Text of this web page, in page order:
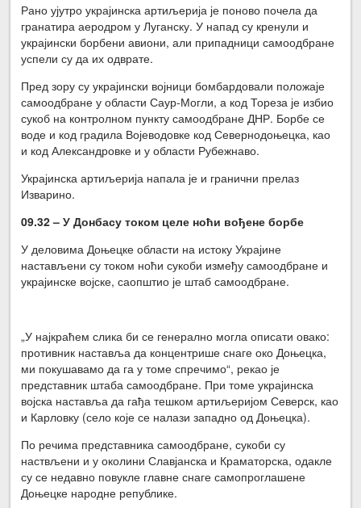
Рано ујутро украјинска артиљерија је поново почела да
гранатира аеродром у Луганску. У напад су кренули и
украјински борбени авиони, али припадници самоодбране
успели су да их одврате.
Пред зору су украјински војници бомбардовали положаје
самоодбране у области Саур-Могли, а код Тореза је избио
сукоб на контролном пункту самоодбране ДНР. Борбе се
воде и код градила Војеводовке код Севернодоњецка, као
и код Александровке и у области Рубежнаво.
Украјинска артиљерија напала је и гранични прелаз
Изварино.
09.32 – У Донбасу током целе ноћи вођене борбе
У деловима Доњецке области на истоку Украјине
настављени су током ноћи сукоби између самоодбране и
украјинске војске, саопштио је штаб самоодбране.
„У најкраћем слика би се генерално могла описати овако:
противник наставља да концентрише снаге око Доњецка,
ми покушавамо да га у томе спречимо“, рекао је
представник штаба самоодбране. При томе украјинска
војска наставља да гађа тешком артиљеријом Северск, као
и Карловку (село које се налази западно од Доњецка).
По речима представника самоодбране, сукоби су
наствљени и у околини Славјанска и Краматорска, одакле
су се недавно повукле главне снаге самопроглашене
Доњецке народне републике.